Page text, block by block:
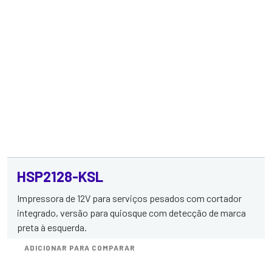
HSP2128-KSL
Impressora de 12V para serviços pesados com cortador
integrado, versão para quiosque com detecção de marca
preta à esquerda.
ADICIONAR PARA COMPARAR